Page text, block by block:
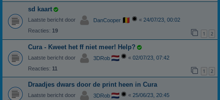
sd kaart
Laatste bericht door DanCooper « 24/07/23, 00:02
Reacties: 19 1 2
Cura - Kweet het ff niet meer! Help?
Laatste bericht door 3DRob « 02/07/23, 07:42
Reacties: 11 1 2
Draadjes dwars door de print heen in Cura
Laatste bericht door 3DRob « 25/06/23, 20:45